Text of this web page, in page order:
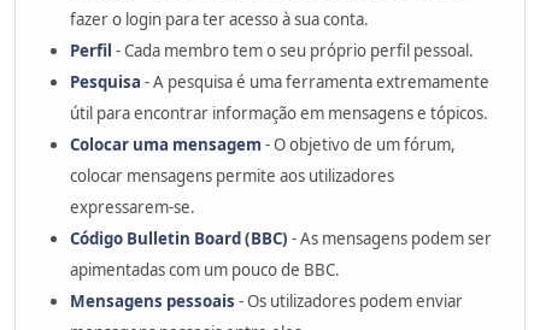
fazer o login para ter acesso à sua conta.
Perfil - Cada membro tem o seu próprio perfil pessoal.
Pesquisa - A pesquisa é uma ferramenta extremamente
útil para encontrar informação em mensagens e tópicos.
Colocar uma mensagem - O objetivo de um fórum,
colocar mensagens permite aos utilizadores
expressarem-se.
Código Bulletin Board (BBC) - As mensagens podem ser
apimentadas com um pouco de BBC.
Mensagens pessoais - Os utilizadores podem enviar